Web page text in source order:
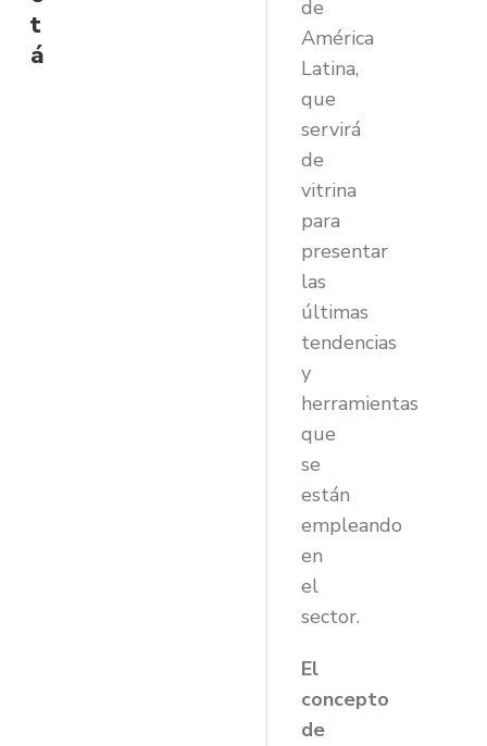
t
á
de
América
Latina,
que
servirá
de
vitrina
para
presentar
las
últimas
tendencias
y
herramientas
que
se
están
empleando
en
el
sector.
El
concepto
de